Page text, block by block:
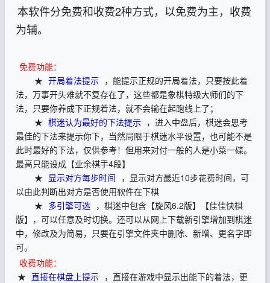
本软件分免费和收费2种方式，以免费为主，收费
为辅。
免费功能：
★ 开局着法提示 ，能提示正规的开局着法，只要按此着
法，万事开头难就不复存在了，这些都是象棋特级大师们的下
法，只要你养成下正规着法，就不会输在起跑线上了；
★ 棋迷认为最好的下法提示 ，进入中盘后，棋迷会思考
最佳的下法来提示你下，当然局限于棋迷水平设置，也可能不是
此时最好的下法，仅供参考！但用来对付一般的人是小菜一碟。
最高只能设成【业余棋手4段】
★ 显示对方每步时间 ，显示对方最近10步花费时间，可
以由此判断出对方是否使用软件在下棋
★ 多引擎可选 ，棋迷中包含【旋风6.2版】【佳佳快棋
版】，可以任意及时切换。还可以从网上下载新引擎增加到棋迷
中，修改及为简易，只要在引擎文件夹中删除、新增、更名字即
可。
收费功能：
★ 直接在棋盘上提示 ，直接在游戏中显示出能下的着法，更